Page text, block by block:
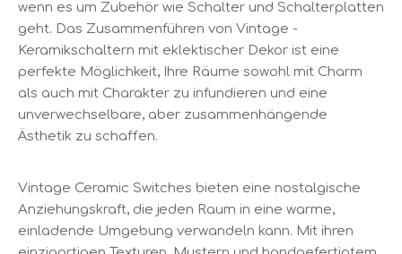
wenn es um Zubehör wie Schalter und Schalterplatten
geht. Das Zusammenführen von Vintage -
Keramikschaltern mit eklektischer Dekor ist eine
perfekte Möglichkeit, Ihre Räume sowohl mit Charm
als auch mit Charakter zu infundieren und eine
unverwechselbare, aber zusammenhängende
Ästhetik zu schaffen.
Vintage Ceramic Switches bieten eine nostalgische
Anziehungskraft, die jeden Raum in eine warme,
einladende Umgebung verwandeln kann. Mit ihren